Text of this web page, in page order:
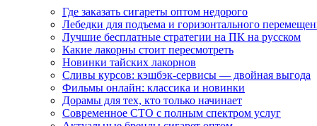
Где заказать сигареты оптом недорого
Лебедки для подъема и горизонтального
Лучшие бесплатные стратегии на ПК на русском
Какие лакорны стоит пересмотреть
Новинки тайских лакорнов
Сливы курсов: кэшбэк-сервисы — двойная выгода
Фильмы онлайн: классика и новинки
Дорамы для тех, кто только начинает
Современное СТО с полным спектром услуг